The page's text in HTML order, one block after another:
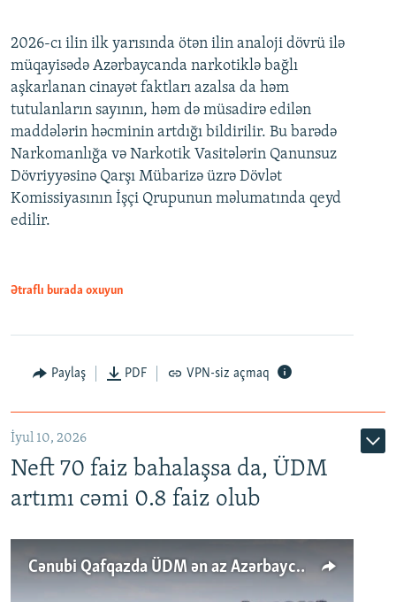
2026-cı ilin ilk yarısında ötən ilin analoji dövrü ilə
müqayisədə Azərbaycanda narkotiklə bağlı
aşkarlanan cinayət faktları azalsa da həm
tutulanların sayının, həm də müsadirə edilən
maddələrin həcminin artdığı bildirilir. Bu barədə
Narkomanlığa və Narkotik Vasitələrin Qanunsuz
Dövriyyəsinə Qarşı Mübarizə üzrə Dövlət
Komissiyasının İşçi Qrupunun məlumatında qeyd
edilir.
Ətraflı burada oxuyun
Paylaş PDF VPN-siz açmaq
İyul 10, 2026
Neft 70 faiz bahalaşsa da, ÜDM
artımı cəmi 0.8 faiz olub
Cənubi Qafqazda ÜDM ən az Azərbaycanda artır: Qonşuları niyə Bakını qabaqlaya bilir?